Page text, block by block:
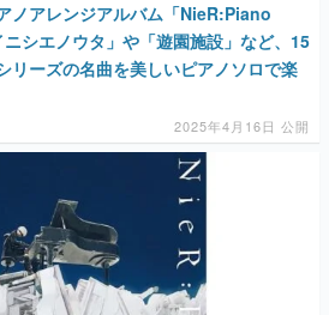
ノアレンジアルバム「NieR:Piano
シエノウタ」や「遊園施設」など、15
リーズの名曲を美しいピアノソロで楽
2025年4月16日 公開